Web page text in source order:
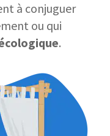
à conjuguer
ou qui
.